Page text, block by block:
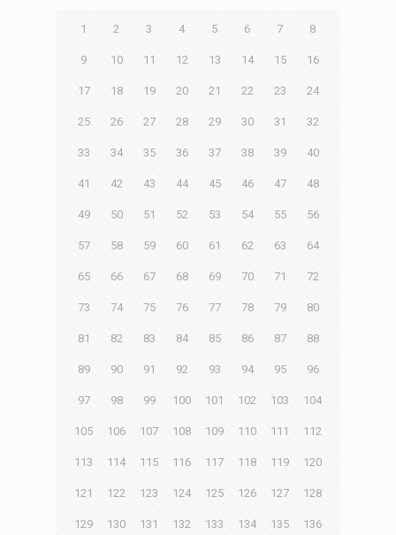
1 2 3 4 5 6 7 8
9 10 11 12 13 14 15 16
17 18 19 20 21 22 23 24
25 26 27 28 29 30 31 32
33 34 35 36 37 38 39 40
41 42 43 44 45 46 47 48
49 50 51 52 53 54 55 56
57 58 59 60 61 62 63 64
65 66 67 68 69 70 71 72
73 74 75 76 77 78 79 80
81 82 83 84 85 86 87 88
89 90 91 92 93 94 95 96
97 98 99 100 101 102 103 104
105 106 107 108 109 110 111 112
113 114 115 116 117 118 119 120
121 122 123 124 125 126 127 128
129 130 131 132 133 134 135 136